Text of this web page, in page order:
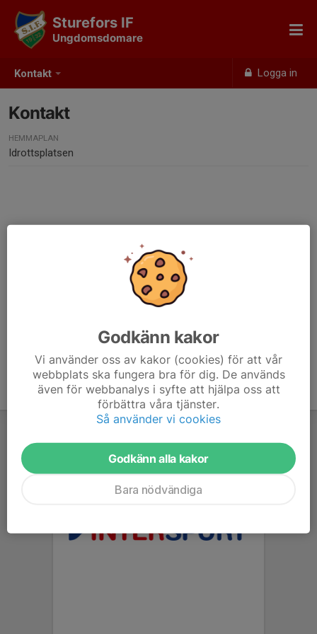
Kontakt Logga in
Sturefors IF
Ungdomsdomare
Kontakt
HEMMAPLAN
Idrottsplatsen
Godkänn kakor
Vi använder oss av kakor (cookies) för att vår
webbplats ska fungera bra för dig. De används
även för webbanalys i syfte att hjälpa oss att
förbättra våra tjänster.
Så använder vi cookies
Godkänn alla kakor
Bara nödvändiga